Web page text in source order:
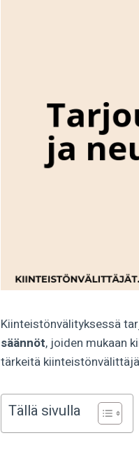
Kiinteistönvälityksessä
säännöt, joiden mukaan
tärkeitä
Tällä sivulla